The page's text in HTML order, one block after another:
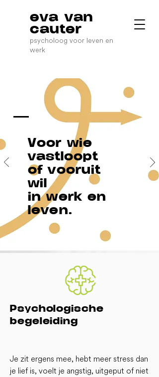
eva van
cauter
psycholoog voor leven en
werk
Voor wie
vastloopt
of vooruit
wil
in werk en
leven.
Psychologische
begeleiding
Je zit ergens mee, hebt meer stress dan
je lief is, voelt je angstig, uitgeput of niet